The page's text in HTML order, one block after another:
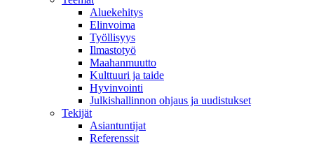
Aluekehitys
Elinvoima
Työllisyys
Ilmastotyö
Maahanmuutto
Kulttuuri ja taide
Hyvinvointi
Julkishallinnon ohjaus ja uudistukset
Tekijät
Asiantuntijat
Referenssit